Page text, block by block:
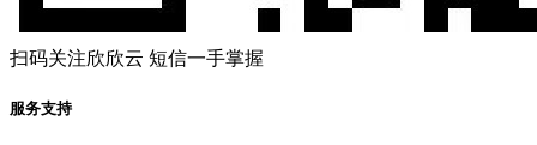
扫码关注欣欣云 短信一手掌握
服务支持